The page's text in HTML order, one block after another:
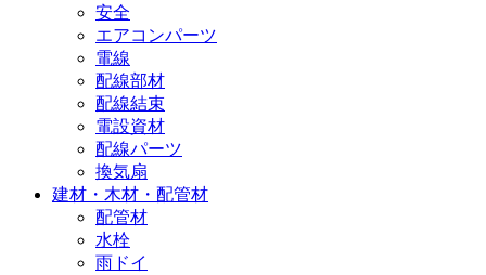
安全
エアコンパーツ
電線
配線部材
配線結束
電設資材
配線パーツ
換気扇
建材・木材・配管材
配管材
水栓
雨ドイ